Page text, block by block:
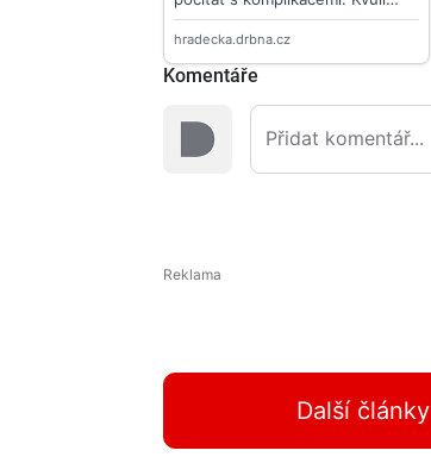
Komentáře
Další články